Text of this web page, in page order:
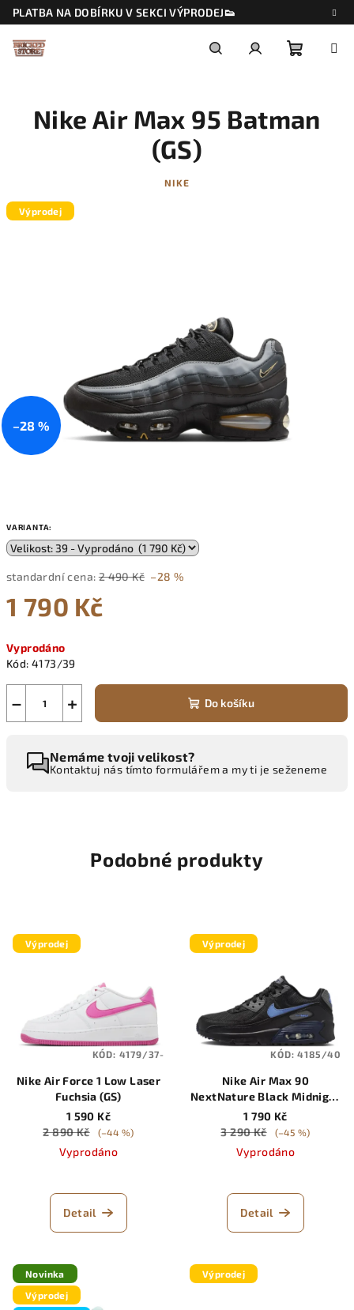
Přejít
na
obsah
PLATBA NA DOBÍRKU V SEKCI VÝPRODEJ👟
košík
VARIANTA:
standardní cena: 2 490 Kč –28 %
1 790 Kč
cena:
Vyprodáno
Kód: 4173/39
+
− Do košíku
Nemáme tvoji velikost?
Kontaktuj nás tímto formulářem a my ti je seženeme
Nike Air Max 95 Batman
(GS)
NIKE
Výprodej
–28 %
Podobné produkty
Výprodej
Nike Air Force 1 Low Laser
Fuchsia (GS)
1 590 Kč
2 890 Kč
(–44 %)
Vyprodáno
Detail
KÓD: 4179/37-
Výprodej
Nike Air Max 90
NextNature Black Midnight
Navy Smoke Grey
1 790 Kč
3 290 Kč
(–45 %)
Vyprodáno
Detail
KÓD:4185/40
Novinka
Výprodej
Výprodej